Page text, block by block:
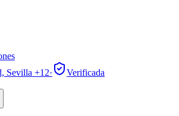
Sevilla +12·
Verificada